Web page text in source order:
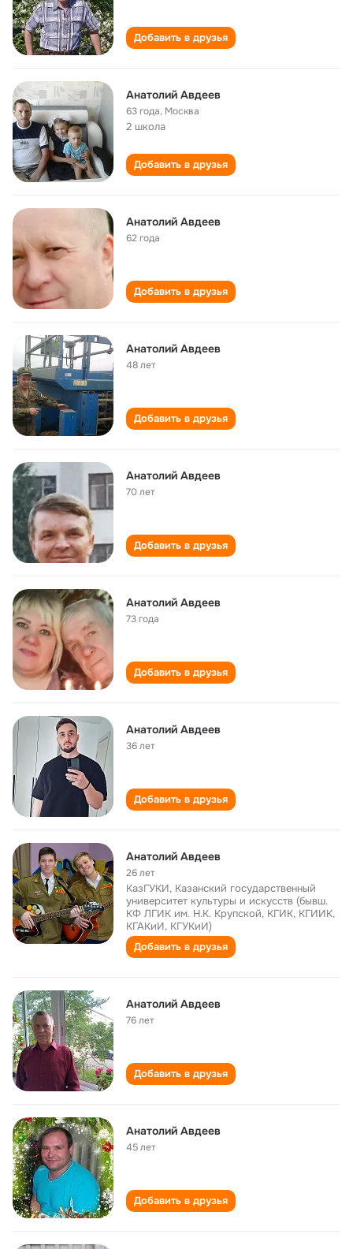
Добавить в друзья
Анатолий Авдеев
63 года, Москва
2 школа
Добавить в друзья
Анатолий Авдеев
62 года
Добавить в друзья
Анатолий Авдеев
48 лет
Добавить в друзья
Анатолий Авдеев
70 лет
Добавить в друзья
Анатолий Авдеев
73 года
Добавить в друзья
Анатолий Авдеев
36 лет
Добавить в друзья
Анатолий Авдеев
26 лет
КазГУКИ, Казанский государственный
университет культуры и искусств (бывш.
КФ ЛГИК им. Н.К. Крупской, КГИК, КГИИК,
КГАКиИ, КГУКиИ)
Добавить в друзья
Анатолий Авдеев
76 лет
Добавить в друзья
Анатолий Авдеев
45 лет
Добавить в друзья